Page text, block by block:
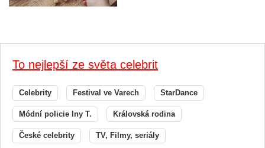
To nejlepší ze světa celebrit
Celebrity Festival ve Varech StarDance
Módní policie Iny T. Královská rodina
České celebrity TV, Filmy, seriály